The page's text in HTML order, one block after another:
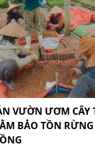
VƯỜN ƯƠM CÂY
BẢO TỒN RỪNG